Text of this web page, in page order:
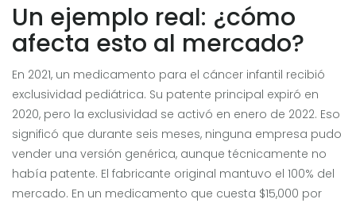
Un ejemplo real: ¿cómo
afecta esto al mercado?
En 2021, un medicamento para el cáncer infantil recibió
exclusividad pediátrica. Su patente principal expiró en
2020, pero la exclusividad se activó en enero de 2022. Eso
significó que durante seis meses, ninguna empresa pudo
vender una versión genérica, aunque técnicamente no
había patente. El fabricante original mantuvo el 100% del
mercado. En un medicamento que cuesta $15,000 por